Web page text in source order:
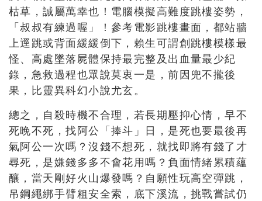
枯草，誠屬萬幸也！電腦模擬高難度跳樓姿勢，
「叔叔有練過喔」！參考電影跳樓畫面，都站牆
上逕跳或背面緩緩倒下，賴生可謂創跳樓模樣最
怪、高處墜落屍體保持最完整及出血量最少紀
錄，急救過程也眾說莫衷一是，前因兜不攏後
果，比靈異科幻小說尤玄。
總之，自殺時機不合理，若長期壓抑心情，早不
死晚不死，找阿公「捧斗」日，是死也要最後再
氣阿公一次嗎？沒錢不想死，就找即將有錢了才
尋死，是嫌錢多多不會花用嗎？負面情緒累積蘊
釀，當天剛好火山爆發嗎？自願性玩高空彈跳，
吊鋼繩綁手臂粗安全索，底下溪流，挑戰嘗試仍